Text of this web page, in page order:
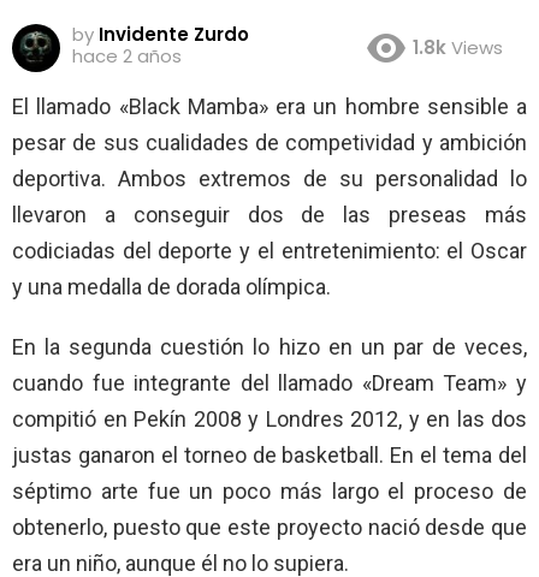
by Invidente Zurdo
hace 2 años
1.8kViews
El llamado «Black Mamba» era un hombre sensible a
pesar de sus cualidades de competividad y ambición
deportiva. Ambos extremos de su personalidad lo
llevaron a conseguir dos de las preseas más
codiciadas del deporte y el entretenimiento: el Oscar
y una medalla de dorada olímpica.
En la segunda cuestión lo hizo en un par de veces,
cuando fue integrante del llamado «Dream Team» y
compitió en Pekín 2008 y Londres 2012, y en las dos
justas ganaron el torneo de basketball. En el tema del
séptimo arte fue un poco más largo el proceso de
obtenerlo, puesto que este proyecto nació desde que
era un niño, aunque él no lo supiera.